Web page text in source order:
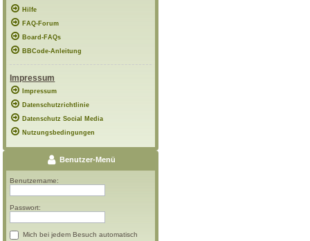
Hilfe
FAQ-Forum
Board-FAQs
BBCode-Anleitung
Impressum
Impressum
Datenschutzrichtlinie
Datenschutz Social Media
Nutzungsbedingungen
Benutzer-Menü
Benutzername:
Passwort:
Mich bei jedem Besuch automatisch